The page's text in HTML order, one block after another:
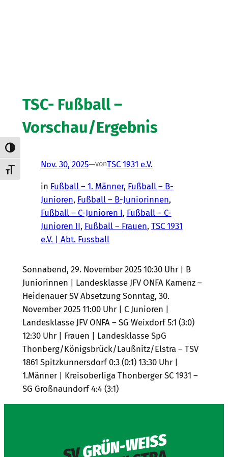
Umschalten auf hohe Kontraste
Schrift vergrößern
TSC- Fußball –
Vorschau/Ergebnis
Nov. 30, 2025—vonTSC 1931 e.V.
in Fußball – 1. Männer, Fußball – B-
Junioren, Fußball – B-Juniorinnen ,
Fußball – C-Junioren I, Fußball – C-
Junioren II, Fußball – Frauen, TSC 1931
e.V. | Abt. Fussball
Sonnabend, 29. November 2025 10:30 Uhr | B
Juniorinnen | Landesklasse JFV ONFA Kamenz –
Heidenauer SV Absetzung Sonntag, 30.
November 2025 11:00 Uhr | C Junioren |
Landesklasse JFV ONFA – SG Weixdorf 5:1 (3:0)
12:30 Uhr | Frauen | Landesklasse SpG
Thonberg/Königsbrück/Laußnitz/Elstra – TSV
1861 Spitzkunnersdorf 0:3 (0:1) 13:30 Uhr |
1.Männer | Kreisoberliga Thonberger SC 1931 –
SG Großnaundorf 4:4 (3:1)